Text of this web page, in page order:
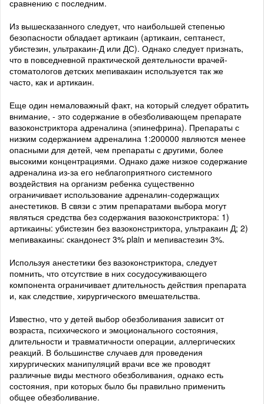
сравнению с последним.
Из вышесказанного следует, что наибольшей степенью
безопасности обладает артикаин (артикаин, септанест,
убистезин, ультракаин-Д или ДС). Однако следует признать,
что в повседневной практической деятельности врачей-
стоматологов детских мепивакаин используется так же
часто, как и артикаин.
Еще один немаловажный факт, на который следует обратить
внимание, - это содержание в обезболивающем препарате
вазоконстриктора адреналина (эпинефрина). Препараты с
низким содержанием адреналина 1:200000 являются менее
опасными для детей, чем препараты с другими, более
высокими концентрациями. Однако даже низкое содержание
адреналина из-за его неблагоприятного системного
воздействия на организм ребенка существенно
ограничивает использование адреналин-содержащих
анестетиков. В связи с этим препаратами выбора могут
являться средства без содержания вазоконстриктора: 1)
артикаины: убистезин без вазоконстриктора, ультракаин Д; 2)
мепивакаины: скандонест 3% plain и мепивастезин 3%.
Используя анестетики без вазоконстриктора, следует
помнить, что отсутствие в них сосудосуживающего
компонента ограничивает длительность действия препарата
и, как следствие, хирургического вмешательства.
Известно, что у детей выбор обезболивания зависит от
возраста, психического и эмоционального состояния,
длительности и травматичности операции, аллергических
реакций. В большинстве случаев для проведения
хирургических манипуляций врачи все же проводят
различные виды местного обезболивания, однако есть
состояния, при которых было бы правильно применить
общее обезболивание.